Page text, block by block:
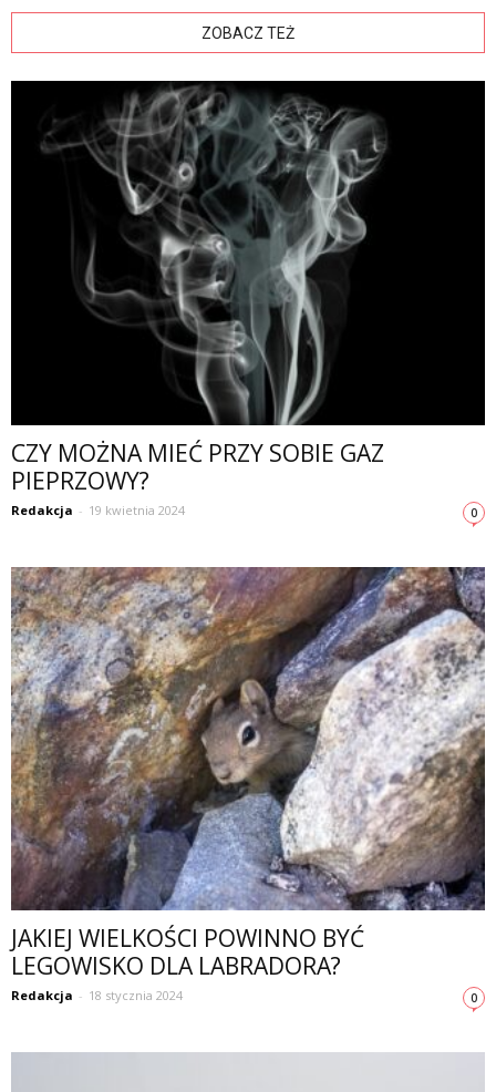
ZOBACZ TEŻ
CZY MOŻNA MIEĆ PRZY SOBIE GAZ
PIEPRZOWY?
Redakcja - 19 kwietnia 2024 0
JAKIEJ WIELKOŚCI POWINNO BYĆ
LEGOWISKO DLA LABRADORA?
Redakcja - 18 stycznia 2024 0